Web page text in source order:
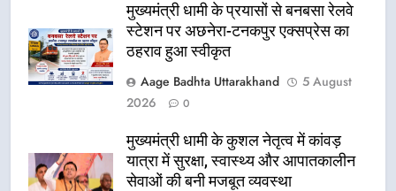
मुख्यमंत्री धामी के प्रयासों से बनबसा रेलवे
स्टेशन पर अछनेरा-टनकपुर एक्सप्रेस का
ठहराव हुआ स्वीकृत
Aage Badhta Uttarakhand
5 August
2026
0
मुख्यमंत्री धामी के कुशल नेतृत्व में कांवड़
यात्रा में सुरक्षा, स्वास्थ्य और आपातकालीन
सेवाओं की बनी मजबूत व्यवस्था